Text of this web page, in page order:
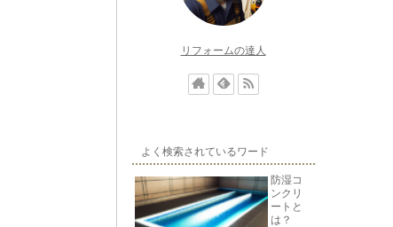
リフォームの達人
よく検索されているワード
防湿コ
ンクリ
ートと
は？